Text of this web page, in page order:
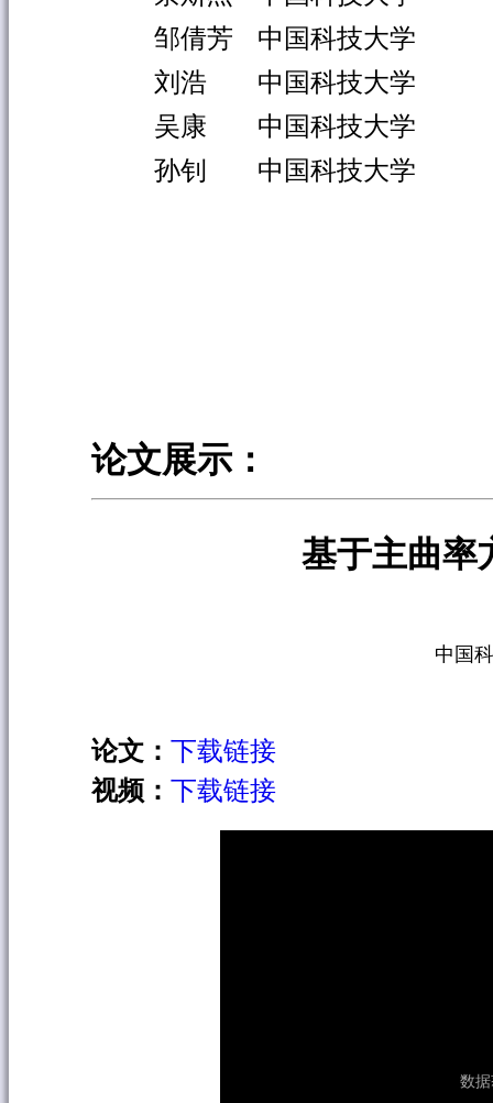
邹倩芳
中国科技大学
刘浩
中国科技大学
吴康
中国科技大学
孙钊
中国科技大学
论文展示：
基于主曲率
中国
论文： 下载链接
视频： 下载链接